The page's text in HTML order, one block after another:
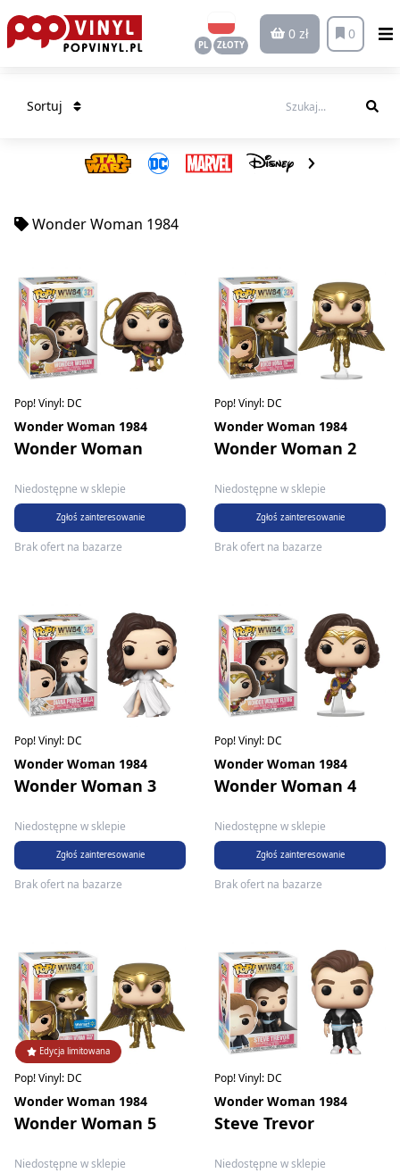
PL ZŁOTY
0 zł 0
Sortuj
Wonder Woman 1984
Pop! Vinyl: DC
Wonder Woman 1984
Wonder Woman
Niedostępne w sklepie
Zgłoś zainteresowanie
Brak ofert na bazarze
Pop! Vinyl: DC
Wonder Woman 1984
Wonder Woman 2
Niedostępne w sklepie
Zgłoś zainteresowanie
Brak ofert na bazarze
Pop! Vinyl: DC
Wonder Woman 1984
Wonder Woman 3
Niedostępne w sklepie
Zgłoś zainteresowanie
Brak ofert na bazarze
Pop! Vinyl: DC
Wonder Woman 1984
Wonder Woman 4
Niedostępne w sklepie
Zgłoś zainteresowanie
Brak ofert na bazarze
Edycja limitowana
Pop! Vinyl: DC
Wonder Woman 1984
Wonder Woman 5
Niedostępne w sklepie
Pop! Vinyl: DC
Wonder Woman 1984
Steve Trevor
Niedostępne w sklepie